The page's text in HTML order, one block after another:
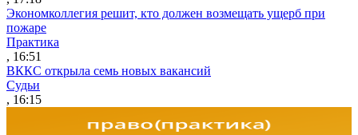
Экономколлегия решит, кто должен возмещать ущерб при
пожаре
Практика
, 16:51
ВККС открыла семь новых вакансий
Судьи
, 16:15